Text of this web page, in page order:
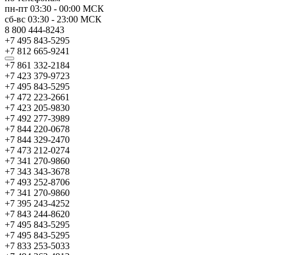
пн-пт 03:30 - 00:00 МСК
сб-вс 03:30 - 23:00 МСК
8 800 444-8243
+7 495 843-5295
+7 812 665-9241
+7 861 332-2184
+7 423 379-9723
+7 495 843-5295
+7 472 223-2661
+7 423 205-9830
+7 492 277-3989
+7 844 220-0678
+7 844 329-2470
+7 473 212-0274
+7 341 270-9860
+7 343 343-3678
+7 493 252-8706
+7 341 270-9860
+7 395 243-4252
+7 843 244-8620
+7 495 843-5295
+7 495 843-5295
+7 833 253-5033